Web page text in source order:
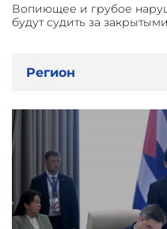
Вопиющее и грубое
будут судить за
Регион